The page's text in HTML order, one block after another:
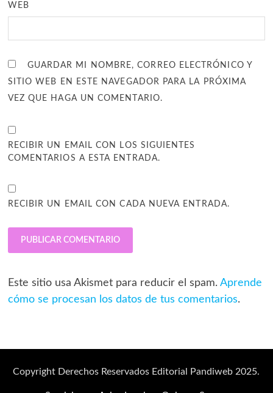
WEB
GUARDAR MI NOMBRE, CORREO ELECTRÓNICO Y
SITIO WEB EN ESTE NAVEGADOR PARA LA PRÓXIMA
VEZ QUE HAGA UN COMENTARIO.
RECIBIR UN EMAIL CON LOS SIGUIENTES
COMENTARIOS A ESTA ENTRADA.
RECIBIR UN EMAIL CON CADA NUEVA ENTRADA.
Este sitio usa Akismet para reducir el spam. Aprende
cómo se procesan los datos de tus comentarios.
Copyright Derechos Reservados Editorial Pandiweb 2025.